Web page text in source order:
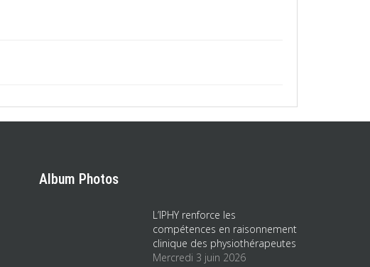
Album Photos
L’IPHY renforce les
compétences en raisonnement
clinique des physiothérapeutes
Mercredi 3 juin 2026